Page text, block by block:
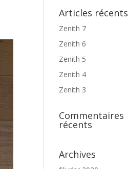
Articles récents
Zenith 7
Zenith 6
Zenith 5
Zenith 4
Zenith 3
Commentaires
récents
Archives